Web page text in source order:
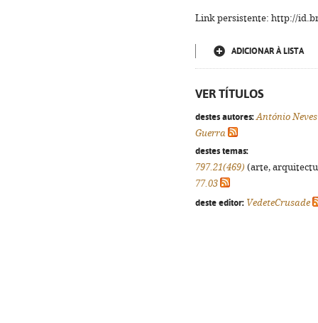
Link persistente: http://
ADICIONAR À LISTA
VER TÍTULOS
destes autores: António
Guerra
destes temas:
797.21(469) (arte,
77.03
deste editor: VedeteCrusade